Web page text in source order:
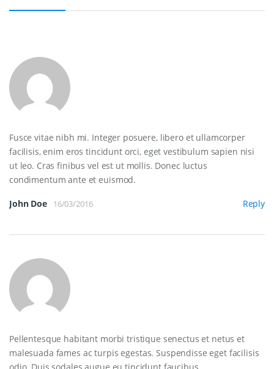
Fusce vitae nibh mi. Integer posuere, libero et ullamcorper
facilisis, enim eros tincidunt orci, eget vestibulum sapien nisi
ut leo. Cras finibus vel est ut mollis. Donec luctus
condimentum ante et euismod.
John Doe 16/03/2016 Reply
Pellentesque habitant morbi tristique senectus et netus et
malesuada fames ac turpis egestas. Suspendisse eget facilisis